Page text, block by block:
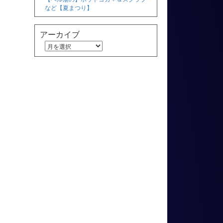
など【夏まつり】
アーカイブ